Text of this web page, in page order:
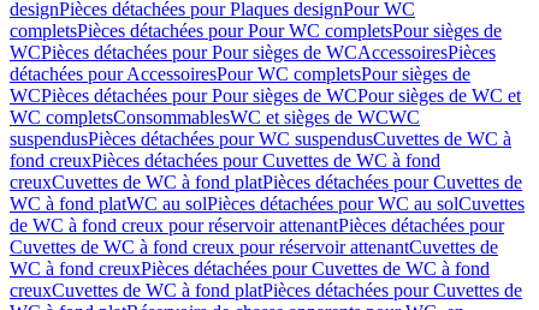
designPièces détachées pour Plaques designPour WC
completsPièces détachées pour Pour WC completsPour sièges de
WCPièces détachées pour Pour sièges de WCAccessoiresPièces
détachées pour AccessoiresPour WC completsPour sièges de
WCPièces détachées pour Pour sièges de WCPour sièges de WC et
WC completsConsommablesWC et sièges de WCWC
suspendusPièces détachées pour WC suspendusCuvettes de WC à
fond creuxPièces détachées pour Cuvettes de WC à fond
creuxCuvettes de WC à fond platPièces détachées pour Cuvettes de
WC à fond platWC au solPièces détachées pour WC au solCuvettes
de WC à fond creux pour réservoir attenantPièces détachées pour
Cuvettes de WC à fond creux pour réservoir attenantCuvettes de
WC à fond creuxPièces détachées pour Cuvettes de WC à fond
creuxCuvettes de WC à fond platPièces détachées pour Cuvettes de